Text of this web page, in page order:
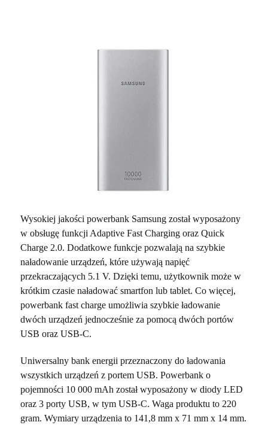
Wysokiej jakości powerbank Samsung został wyposażony
w obsługę funkcji Adaptive Fast Charging oraz Quick
Charge 2.0. Dodatkowe funkcje pozwalają na szybkie
naładowanie urządzeń, które używają napięć
przekraczających 5.1 V. Dzięki temu, użytkownik może w
krótkim czasie naładować smartfon lub tablet. Co więcej,
powerbank fast charge umożliwia szybkie ładowanie
dwóch urządzeń jednocześnie za pomocą dwóch portów
USB oraz USB-C.
Uniwersalny bank energii przeznaczony do ładowania
wszystkich urządzeń z portem USB. Powerbank o
pojemności 10 000 mAh został wyposażony w diody LED
oraz 3 porty USB, w tym USB-C. Waga produktu to 220
gram. Wymiary urządzenia to 141,8 mm x 71 mm x 14 mm.